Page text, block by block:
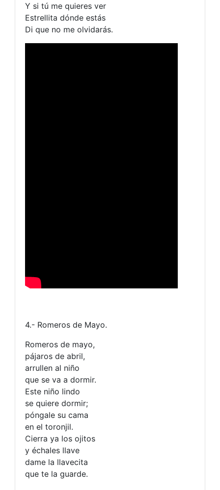
Y si tú me quieres ver
Estrellita dónde estás
Di que no me olvidarás.
4.- Romeros de Mayo.
Romeros de mayo,
pájaros de abril,
arrullen al niño
que se va a dormir.
Este niño lindo
se quiere dormir;
póngale su cama
en el toronjil.
Cierra ya los ojitos
y échales llave
dame la llavecita
que te la guarde.